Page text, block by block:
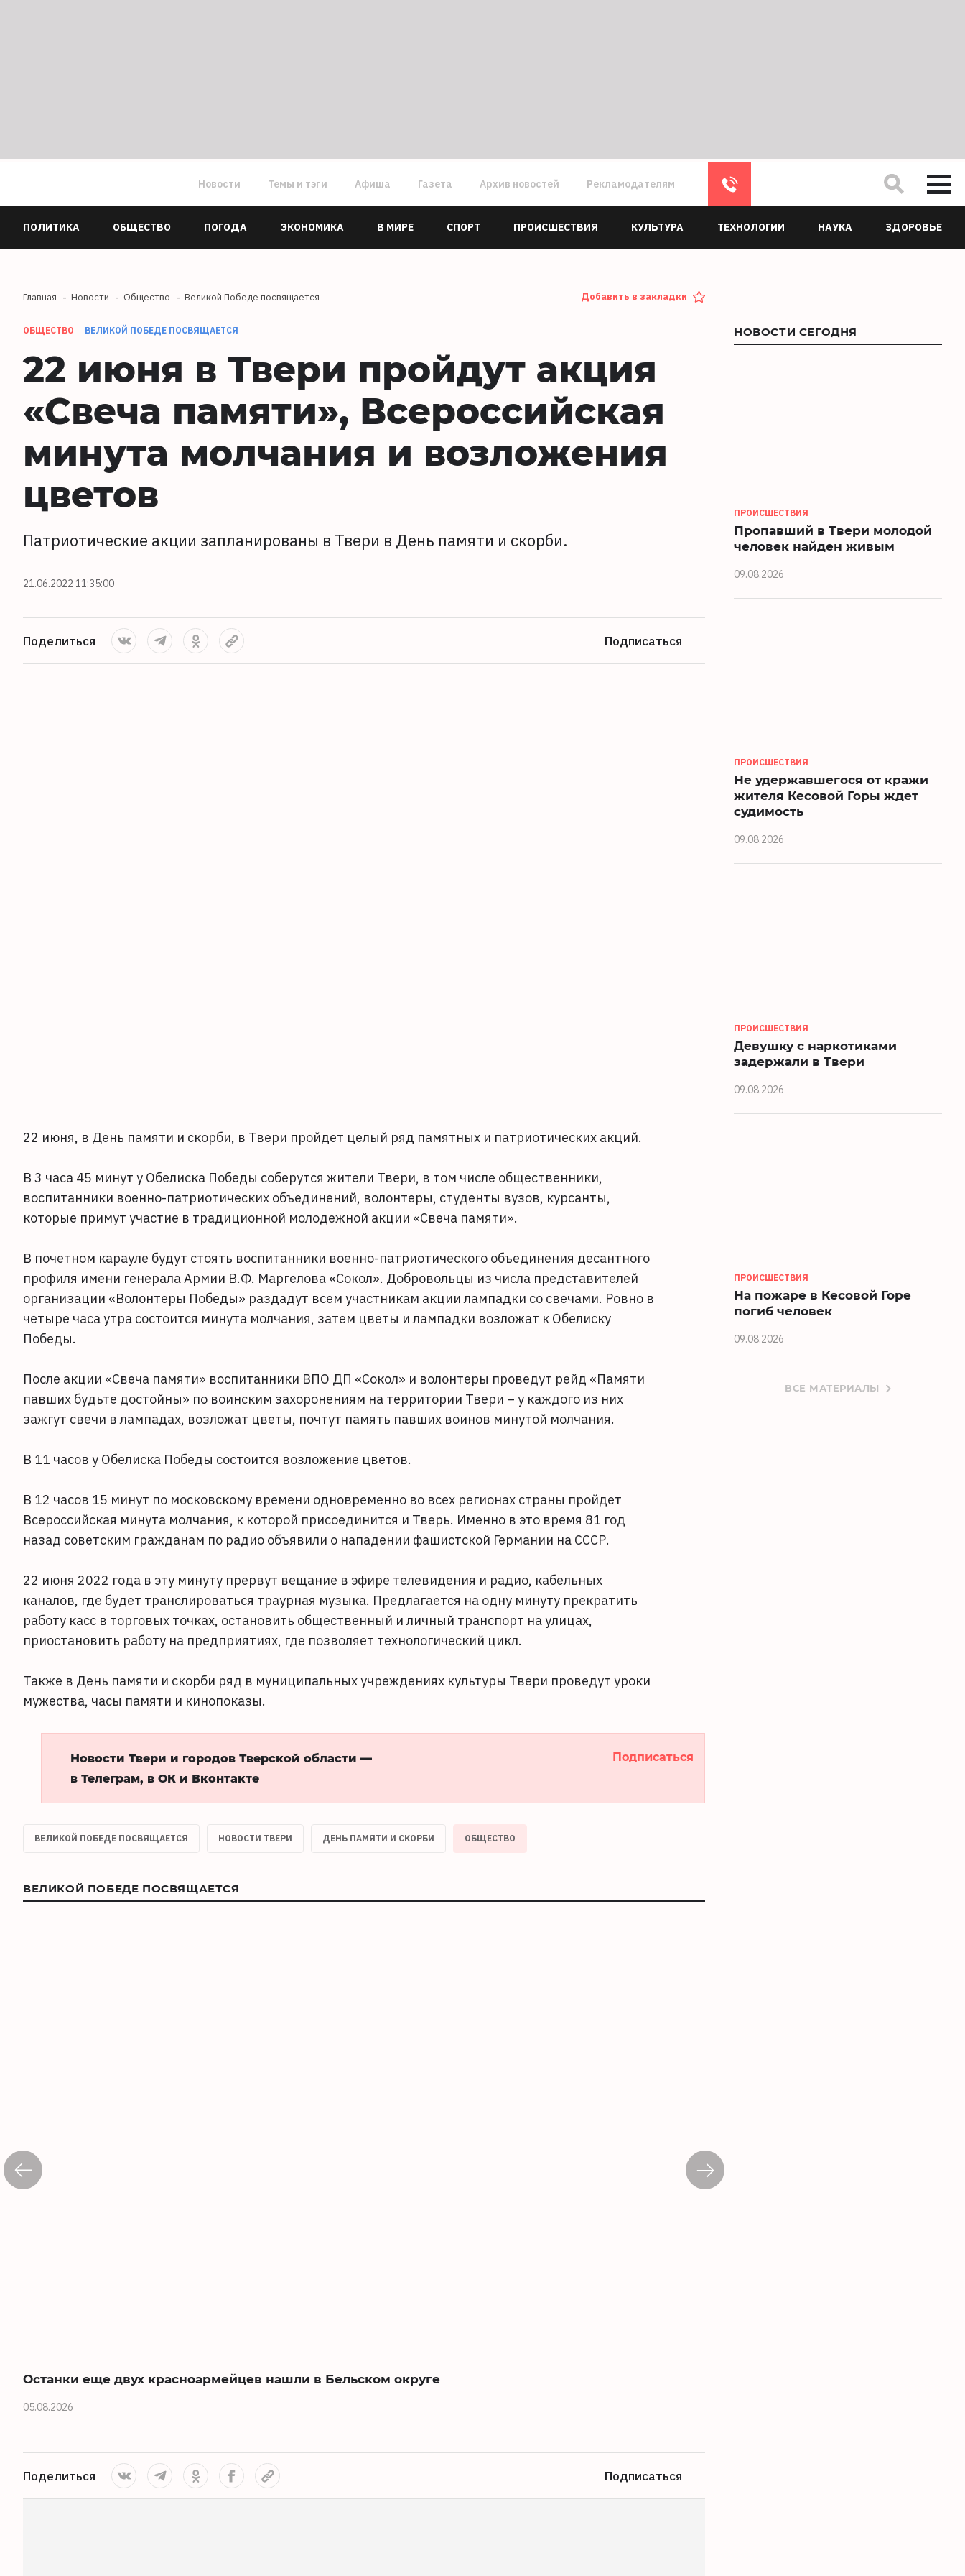
Новости Темы и тэги Афиша Газета Архив новостей Рекламодателям
ПОЛИТИКА ОБЩЕСТВО ПОГОДА ЭКОНОМИКА В МИРЕ СПОРТ ПРОИСШЕСТВИЯ КУЛЬТУРА ТЕХНОЛОГИИ НАУКА ЗДОРОВЬЕ
Главная Новости Общество Великой Победе посвящается Добавить в закладки
ОБЩЕСТВО ВЕЛИКОЙ ПОБЕДЕ ПОСВЯЩАЕТСЯ
22 июня в Твери пройдут акция
«Свеча памяти», Всероссийская
минута молчания и возложения
цветов
Патриотические акции запланированы в Твери в День памяти и скорби.
21.06.2022 11:35:00
Поделиться Подписаться
22 июня, в День памяти и скорби, в Твери пройдет целый ряд памятных и патриотических акций.
В 3 часа 45 минут у Обелиска Победы соберутся жители Твери, в том числе общественники,
воспитанники военно-патриотических объединений, волонтеры, студенты вузов, курсанты,
которые примут участие в традиционной молодежной акции «Свеча памяти».
В почетном карауле будут стоять воспитанники военно-патриотического объединения десантного
профиля имени генерала Армии В.Ф. Маргелова «Сокол». Добровольцы из числа представителей
организации «Волонтеры Победы» раздадут всем участникам акции лампадки со свечами. Ровно в
четыре часа утра состоится минута молчания, затем цветы и лампадки возложат к Обелиску
Победы.
После акции «Свеча памяти» воспитанники ВПО ДП «Сокол» и волонтеры проведут рейд «Памяти
павших будьте достойны» по воинским захоронениям на территории Твери – у каждого из них
зажгут свечи в лампадах, возложат цветы, почтут память павших воинов минутой молчания.
В 11 часов у Обелиска Победы состоится возложение цветов.
В 12 часов 15 минут по московскому времени одновременно во всех регионах страны пройдет
Всероссийская минута молчания, к которой присоединится и Тверь. Именно в это время 81 год
назад советским гражданам по радио объявили о нападении фашистской Германии на СССР.
22 июня 2022 года в эту минуту прервут вещание в эфире телевидения и радио, кабельных
каналов, где будет транслироваться траурная музыка. Предлагается на одну минуту прекратить
работу касс в торговых точках, остановить общественный и личный транспорт на улицах,
приостановить работу на предприятиях, где позволяет технологический цикл.
Также в День памяти и скорби ряд в муниципальных учреждениях культуры Твери проведут уроки
мужества, часы памяти и кинопоказы.
Новости Твери и городов Тверской области —
в Телеграм, в ОК и Вконтакте
Подписаться
ВЕЛИКОЙ ПОБЕДЕ ПОСВЯЩАЕТСЯ НОВОСТИ ТВЕРИ ДЕНЬ ПАМЯТИ И СКОРБИ ОБЩЕСТВО
ВЕЛИКОЙ ПОБЕДЕ ПОСВЯЩАЕТСЯ
Останки еще двух красноармейцев нашли в Бельском округе
05.08.2026
Поделиться Подписаться
НОВОСТИ СЕГОДНЯ
ПРОИСШЕСТВИЯ
Пропавший в Твери молодой
человек найден живым
09.08.2026
ПРОИСШЕСТВИЯ
Не удержавшегося от кражи
жителя Кесовой Горы ждет
судимость
09.08.2026
ПРОИСШЕСТВИЯ
Девушку с наркотиками
задержали в Твери
09.08.2026
ПРОИСШЕСТВИЯ
На пожаре в Кесовой Горе
погиб человек
09.08.2026
ВСЕ МАТЕРИАЛЫ